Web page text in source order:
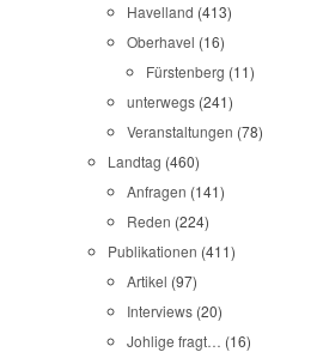
Havelland (413)
Oberhavel (16)
Fürstenberg (11)
unterwegs (241)
Veranstaltungen (78)
Landtag (460)
Anfragen (141)
Reden (224)
Publikationen (411)
Artikel (97)
Interviews (20)
Johlige fragt… (16)